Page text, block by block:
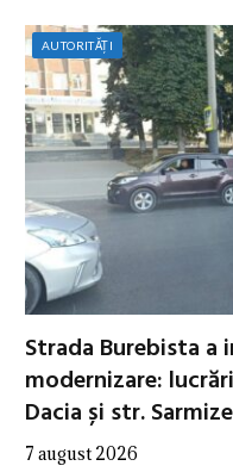
AUTORITĂȚI
Strada Burebista
modernizare:
Dacia și str.
7 august 2026